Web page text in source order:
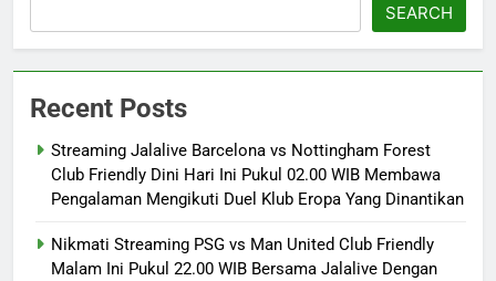
SEARCH
Recent Posts
Streaming Jalalive Barcelona vs Nottingham Forest
Club Friendly Dini Hari Ini Pukul 02.00 WIB Membawa
Pengalaman Mengikuti Duel Klub Eropa Yang Dinantikan
Nikmati Streaming PSG vs Man United Club Friendly
Malam Ini Pukul 22.00 WIB Bersama Jalalive Dengan